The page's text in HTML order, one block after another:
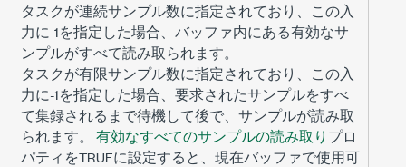
タスクが連続サンプル数に指定されており、この入
力に-1を指定した場合、バッファ内にある有効なサ
ンプルがすべて読み取られます。
タスクが有限サンプル数に指定されており、この入
力に-1を指定した場合、要求されたサンプルをすべ
て集録されるまで待機して後で、サンプルが読み取
られます。
有効なすべてのサンプルの読み取り プロ
パティをTRUEに設定すると、現在バッファで使用可